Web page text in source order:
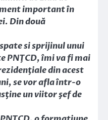
important în
Din două
si sprijinul unui
PNŢCD, îmi va fi mai
din acest
se vor afla într-o
un viitor şef de